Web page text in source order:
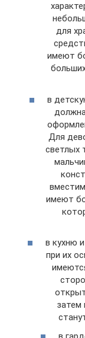
для
имеют
в
Для
светлых
имеют
в кухню
при их
затем